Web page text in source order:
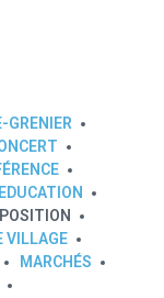
GRENIER
EDUCATION
VILLAGE
MARCHÉS